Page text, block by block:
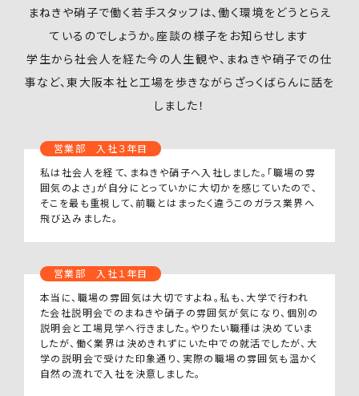
まねきや硝子で働く若手スタッフは、働く環境をどうとらえ
ているのでしょうか。座談の様子をお知らせします
学生から社会人を経た今の人生観や、まねきや硝子での仕
事など、東大阪本社と工場を歩きながらざっくばらんに話を
しました！
営業部 入社３年目
私は社会人を経て、まねきや硝子へ入社しました。「職場の雰
囲気のよさ」が自分にとっていかに大切かを感じていたので、
そこを最も重視して、前職とはまったく違うこのガラス業界へ
飛び込みました。
営業部 入社１年目
本当に、職場の雰囲気は大切ですよね。私も、大学で行われ
た会社説明会でのまねきや硝子の雰囲気が気になり、個別の
説明会と工場見学へ行きました。やりたい職種は決めていま
したが、働く業界は決めきれずにいた中での就活でしたが、大
学の説明会で受けた印象通り、実際の職場の雰囲気も温かく
自然の流れで入社を決意しました。